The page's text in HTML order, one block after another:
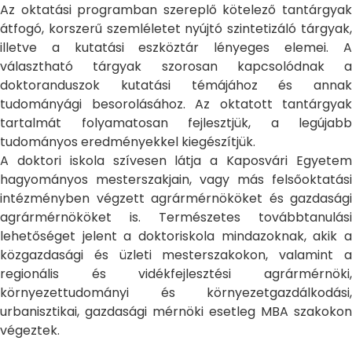
Az oktatási programban szereplő kötelező tantárgyak
átfogó, korszerű szemléletet nyújtó szintetizáló tárgyak,
illetve a kutatási eszköztár lényeges elemei. A
választható tárgyak szorosan kapcsolódnak a
doktoranduszok kutatási témájához és annak
tudományági besorolásához. Az oktatott tantárgyak
tartalmát folyamatosan fejlesztjük, a legújabb
tudományos eredményekkel kiegészítjük.
A doktori iskola szívesen látja a Kaposvári Egyetem
hagyományos mesterszakjain, vagy más felsőoktatási
intézményben végzett agrármérnököket és gazdasági
agrármérnököket is. Természetes továbbtanulási
lehetőséget jelent a doktoriskola mindazoknak, akik a
közgazdasági és üzleti mesterszakokon, valamint a
regionális és vidékfejlesztési agrármérnöki,
környezettudományi és környezetgazdálkodási,
urbanisztikai, gazdasági mérnöki esetleg MBA szakokon
végeztek.